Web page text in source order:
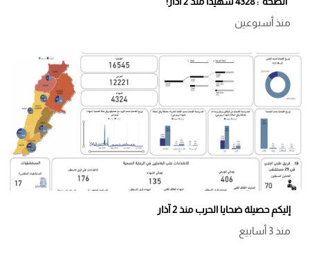
منذ أسبوعين
إليكم حصيلة ضحايا الحرب منذ 2 آذار
منذ 3 أسابيع